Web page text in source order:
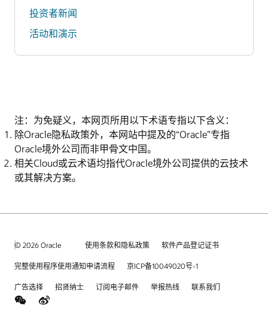
投资者新闻
活动和演示
注：为免疑义，本网页所用以下术语专指以下含义：
除Oracle隐私政策外，本网站中提及的“Oracle”专指
Oracle境外公司而非甲骨文中国。
相关Cloud或云术语均指代Oracle境外公司提供的云技术
或其解决方案。
© 2026 Oracle 使用条款和隐私政策 软件产品登记证书
完整使用程序使用通知申请流程 京ICP备10049020号-1
广告选择 招贤纳士 订阅电子邮件 举报热线 联系我们
weChatWeibo